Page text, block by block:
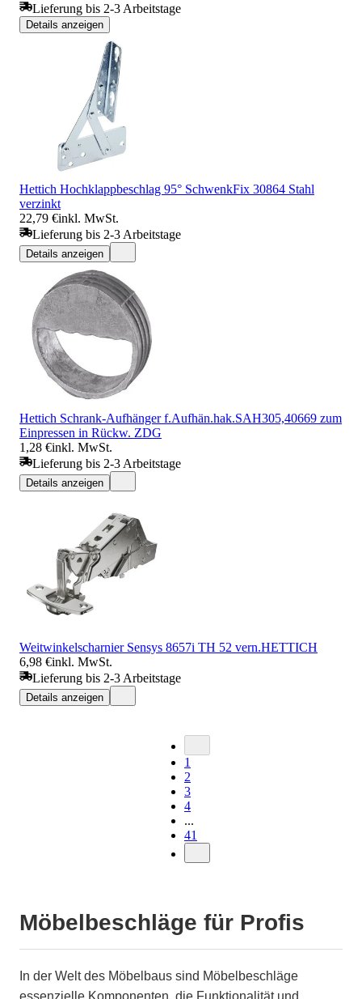
Lieferung bis 2-3 Arbeitstage
Details anzeigen
Hettich Hochklappbeschlag 95° SchwenkFix 30864 Stahl
verzinkt
22,79 €inkl. MwSt.
Lieferung bis 2-3 Arbeitstage
Details anzeigen
Hettich Schrank-Aufhänger f.Aufhän.hak.SAH305,40669 zum
Einpressen in Rückw. ZDG
1,28 €inkl. MwSt.
Lieferung bis 2-3 Arbeitstage
Details anzeigen
Weitwinkelscharnier Sensys 8657i TH 52 vern.HETTICH
6,98 €inkl. MwSt.
Lieferung bis 2-3 Arbeitstage
Details anzeigen
1
2
3
4
...
41
Möbelbeschläge für Profis
In der Welt des Möbelbaus sind Möbelbeschläge
essenzielle Komponenten, die Funktionalität und